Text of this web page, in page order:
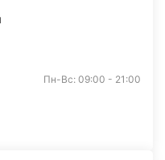
Пн-Вс: 09:00 - 21:00